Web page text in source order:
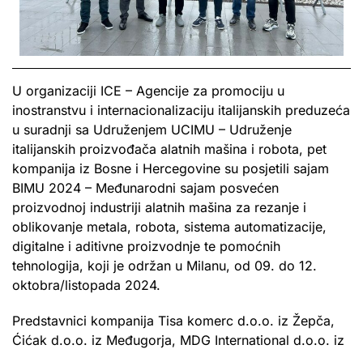
U organizaciji ICE – Agencije za promociju u
inostranstvu i internacionalizaciju italijanskih preduzeća
u suradnji sa Udruženjem UCIMU – Udruženje
italijanskih proizvođača alatnih mašina i robota, pet
kompanija iz Bosne i Hercegovine su posjetili sajam
BIMU 2024 – Međunarodni sajam posvećen
proizvodnoj industriji alatnih mašina za rezanje i
oblikovanje metala, robota, sistema automatizacije,
digitalne i aditivne proizvodnje te pomoćnih
tehnologija, koji je održan u Milanu, od 09. do 12.
oktobra/listopada 2024.
Predstavnici kompanija Tisa komerc d.o.o. iz Žepča,
Ćićak d.o.o. iz Međugorja, MDG International d.o.o. iz